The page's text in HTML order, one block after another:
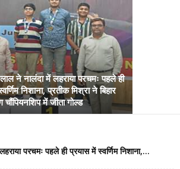
ने नालंदा में लहराया परचमः पहले ही
निशाना, प्रतीक मिश्रा ने बिहार
चौंपियनशिप में जीता गोल्ड
परचमः पहले ही प्रयास में स्वर्णिम निशाना,...